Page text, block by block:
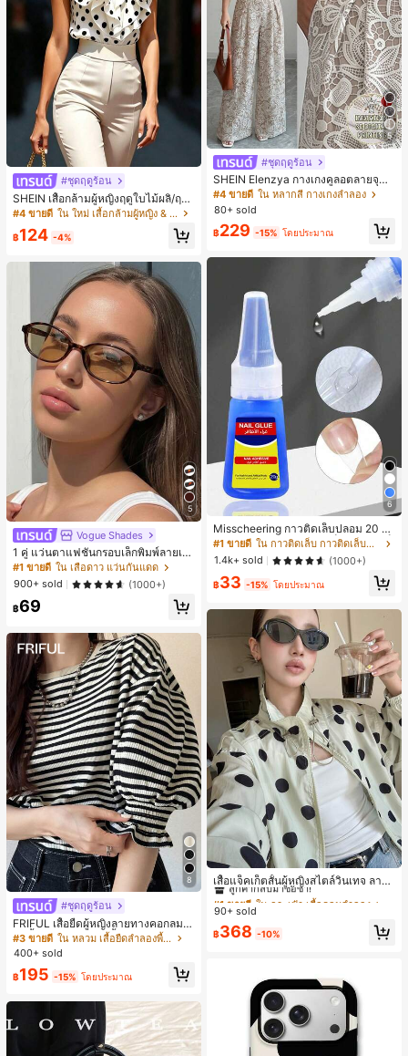
#ชุดฤดูร้อน
SHEIN เสื้อกล้ามผู้หญิงฤดูใบไม้ผลิ/ฤดูร้
อน ใหม่ สไตล์มินิมอลลำลองหรูหรา สีบ
ล็อก ลายจุด คอวี แพตช์เวิร์ก ชายระบา
ย แขนกุด ทรงเข้ารูป อเนกประสงค์, เสื้อ
หญิง, เสื้อเที่ยวพักผ่อนผู้หญิง
#4 ขายดี ใน ใหม่ เสื้อกล้ามผู้หญิง & Camis
฿124 -4%
5
Vogue Shades
1 คู่ แว่นตาแฟชั่นกรอบเล็กพิมพ์ลายเสื
อดาวสีแดงทรงวงรีสำหรับผู้หญิง กรอบ
PC สีพื้น สไตล์วินเทจ
#1 ขายดี ใน เสือดาว แว่นกันแดด
900+ sold
(1000+)
฿69
8
#ชุดฤดูร้อน
FRIFUL เสื้อยืดผู้หญิงลายทางคอกลมแ
ขนสั้นปลายแขนพับ เสื้อยืดกราฟิกฤดูร้
อน
#3 ขายดี
ใน หลวม เสื้อยืดลำลองพื้นฐาน
400+ sold
฿195 -15% โดยประมาณ
5
#ชุดฤดูร้อน
SHEIN Elenzya กางเกงคูลอตลายจุดเ
อวสูงแบบใหม่สำหรับฤดูใบไม้ผลิ/ฤดูร้อ
น, สไตล์หรูหราเหมาะสำหรับใส่ในชีวิต
ประจำวันและทำงาน, ให้ความรู้สึกวินเ
ทจสำหรับฤดูรับปริญญา, เทศกาลดนตร
ี, การแข่งม้าดาร์บี้, วันประกาศอิสรภาพ
#4 ขายดี ใน หลากสี กางเกงลำลอง
80+ sold
฿229 -15% โดยประมาณ
6
Misscheering กาวติดเล็บปลอม 20 กรั
ม แรงยึดสูง เจลสติกเกอร์เล็บนุ่ม แห้งเร็
ว เหมาะสำหรับผู้เริ่มต้นทำเล็บ ติดทนน
าน
#1 ขายดี
ใน กาวติดเล็บ กาวติดเล็บและสารยึดติด
1.4k+ sold
(1000+)
฿33 -15% โดยประมาณ
เสื้อแจ็คเก็ตสั้นผู้หญิงสไตล์วินเทจ ลายจุ
ดขนาดใหญ่ คอตั้ง เอวเข้ารูป แขนพอง
ทรงหลวม แฟชั่นอเนกประสงค์ สำหรับใ
ส่ประจำวันและไปเที่ยวพักผ่อน
#1 ขายดี
ใน กระเป๋า เสื้อคลุมลำลอง
ลูกค้ากลับมาซื้อซ้ำ!
#1 ขายดี ใน กระเป๋า เสื้อคลุมลำลอง
ลูกค้ากลับมาซื้อซ้ำ!
#1 ขายดี ใน กระเป๋า เสื้อคลุมลำลอง
ลูกค้ากลับมาซื้อซ้ำ!
#1 ขายดี
ใน กระเป๋า เสื้อคลุมลำลอง
90+ sold
฿368 -10%